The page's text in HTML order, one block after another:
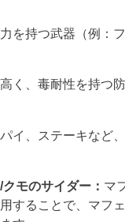
を持つ武器（例：
く、毒耐性を持つ
パイ、ステーキなど
モのサイダー： マ
することで、マフ